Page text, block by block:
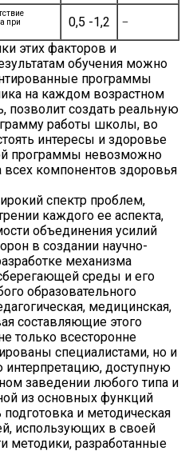
при
0,5 -1,2 —
этих факторов и
обучения можно
программы
на каждом возрастном
позволит создать реальную
работы школы, во
интересы и здоровье
программы невозможно
всех компонентов здоровья
спектр проблем,
каждого ее аспекта,
объединения усилий
в создании научно-
механизма
среды и его
образовательного
медицинская,
составляющие этого
только всесторонне
специалистами, но и
интерпретацию, доступную
заведении любого типа и
из основных функций
подготовка и методическая
использующих в своей
методики, разработанные